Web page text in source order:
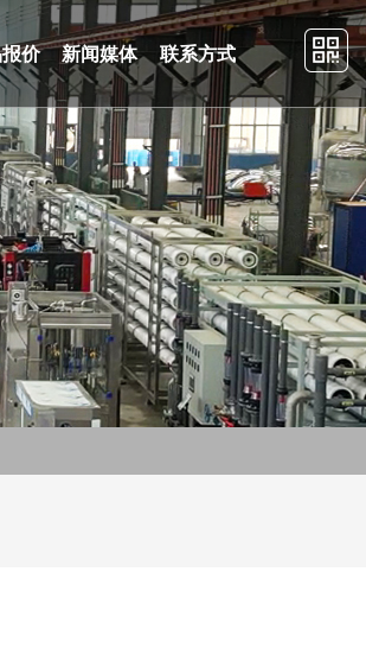
价 新闻媒体 联系方式